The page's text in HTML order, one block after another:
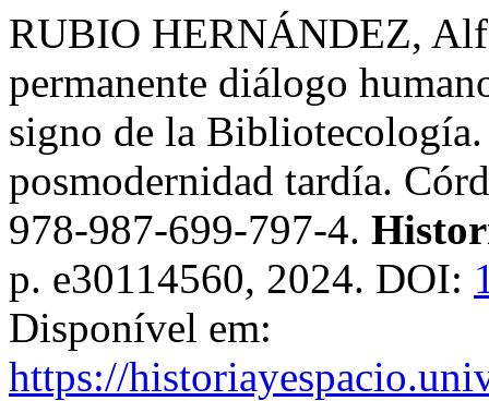
RUBIO HERNÁNDEZ,
permanente diálogo
signo de la
posmodernidad tardía.
978-987-699-797-4.
p. e30114560, 2024. DOI:
Disponível em:
https://